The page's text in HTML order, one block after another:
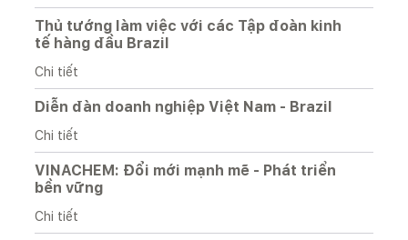
Thủ tướng làm việc với các Tập đoàn kinh
tế hàng đầu Brazil
Chi tiết
Diễn đàn doanh nghiệp Việt Nam - Brazil
Chi tiết
VINACHEM: Đổi mới mạnh mẽ - Phát triển
bền vững
Chi tiết